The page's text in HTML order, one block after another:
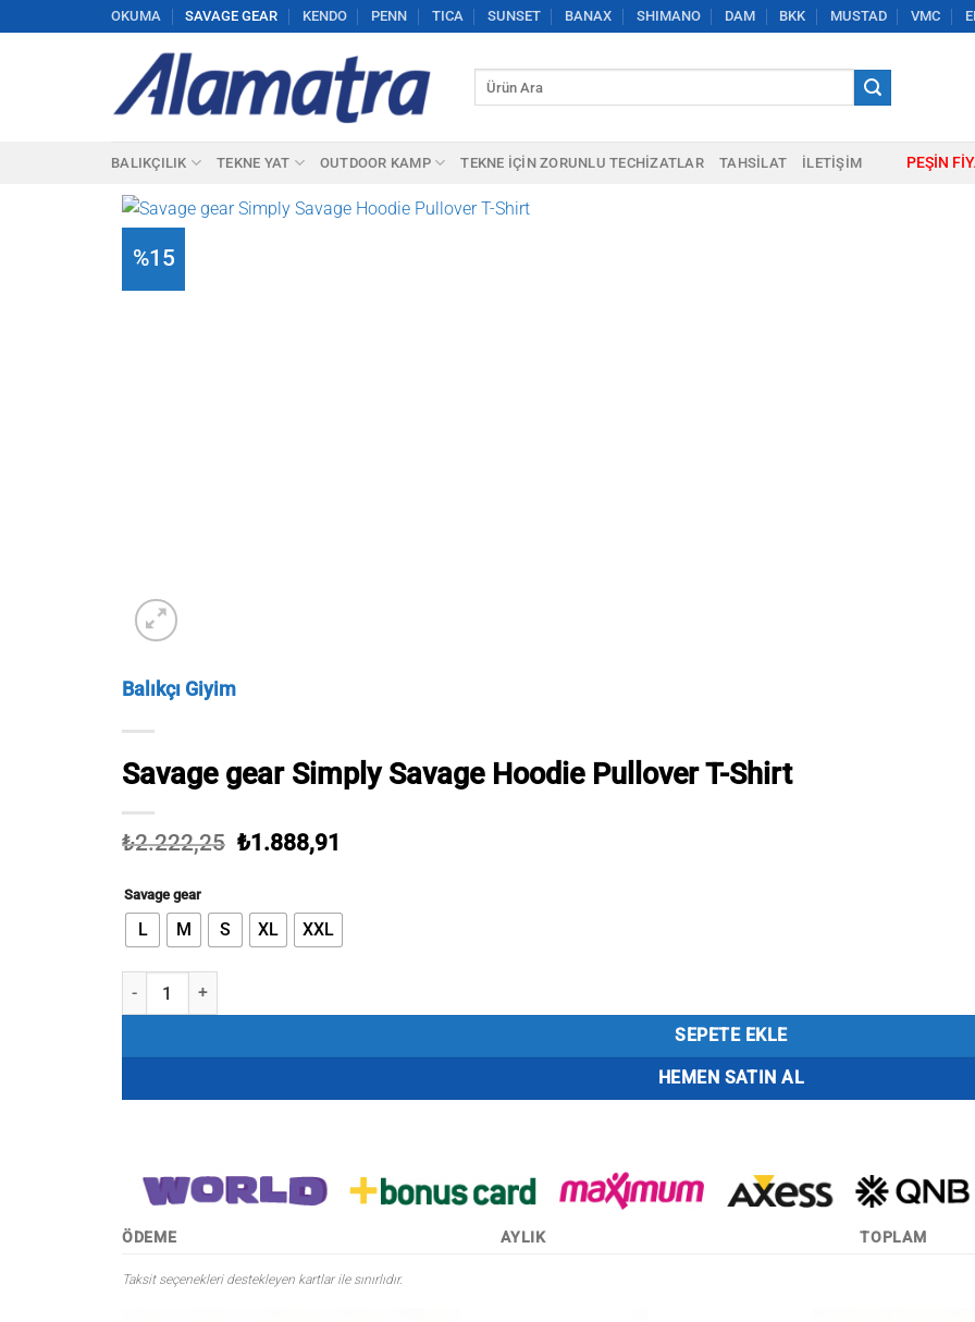
atla
OKUMA SAVAGE GEAR KENDO PENN TICA SUNSET BANAX SHIMANO DAM BKK MUSTAD VMC
Ara:
BALIKÇILIK TEKNE YAT OUTDOOR KAMP TEKNE IÇIN ZORUNLU TECHIZATLAR TAHSILAT İLETIŞIM PEŞIN
%15
Balıkçı Giyim
Savage gear Simply Savage Hoodie Pullover T-Shirt
₺2.222,25 Orijinal
₺1.888,91
₺1.888,91.
Savage gear
L M S XL XXL
Savage gear Simply Savage Hoodie Pullover T-Shirt adet
SEPETE EKLE
HEMEN SATIN AL
ÖDEME AYLIK TOPLAM
Taksit seçenekleri destekleyen kartlar ile sınırlıdır.